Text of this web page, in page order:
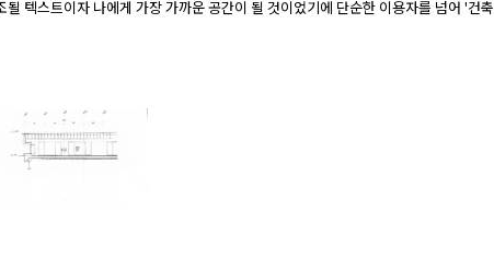
텍스트이자 나에게 가장 가까운 공간이 될 것이었기에 단순한 이용자를 넘어 '건축